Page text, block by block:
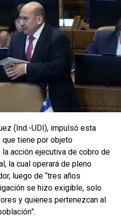
(Ind.-UDI), impulsó esta
que tiene por objeto
acción ejecutiva de cobro de
la cual operará de pleno
luego de “tres años
se hizo exigible, solo
y quienes pertenezcan al